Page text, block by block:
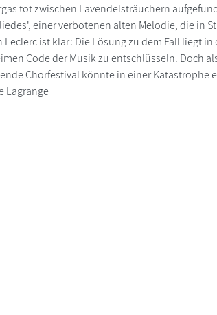
tot zwischen Lavendelsträuchern
einer verbotenen alten Melodie, die in
ist klar: Die Lösung zu dem Fall liegt
Code der Musik zu entschlüsseln. Doch
Chorfestival könnte in einer Katastrophe
Lagrange